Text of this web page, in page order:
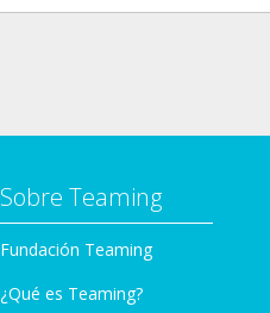
Sobre Teaming
Fundación Teaming
¿Qué es Teaming?